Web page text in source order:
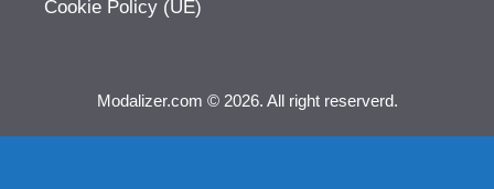
Cookie Policy (UE)
Modalizer.com © 2026. All right reserverd.